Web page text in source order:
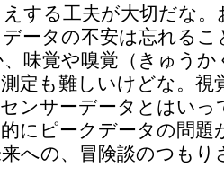
する工夫が大切だな
ータの不安は忘れる
味覚や嗅覚（きゅうか
定も難しいけどな。視
ンサーデータとはい
にピークデータの問題
への、冒険談のつもり